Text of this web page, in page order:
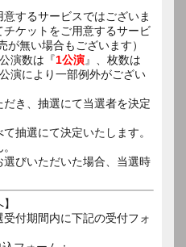
するサービスではございま
ケットをご用意するサービ
が無い場合もございます）
演数は『1公演』、枚数は
演により一部例外がござい
だき、抽選にて当選者を決定
抽選にて決定いたします。
選びいただいた場合、当選時
付期間内に下記の受付フォ